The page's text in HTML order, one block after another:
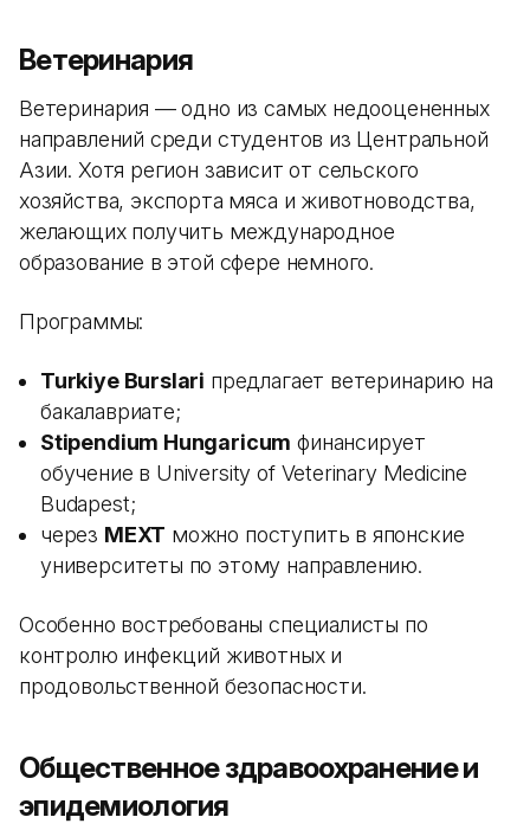
Ветеринария
Ветеринария — одно из самых недооцененных
направлений среди студентов из Центральной
Азии. Хотя регион зависит от сельского
хозяйства, экспорта мяса и животноводства,
желающих получить международное
образование в этой сфере немного.
Программы:
Turkiye Burslari предлагает ветеринарию на
бакалавриате;
Stipendium Hungaricum финансирует
обучение в University of Veterinary Medicine
Budapest;
через MEXT можно поступить в японские
университеты по этому направлению.
Особенно востребованы специалисты по
контролю инфекций животных и
продовольственной безопасности.
Общественное здравоохранение и
эпидемиология